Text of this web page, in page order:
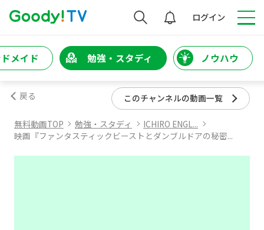
検索 ログイン
メイド 勉強・スタディ ノウハウ
戻る このチャンネルの動画一覧
無料動画TOP 勉強・スタディ
ICHIRO ENGL...
映画『ファンタスティックビーストとダンブルドアの秘密...